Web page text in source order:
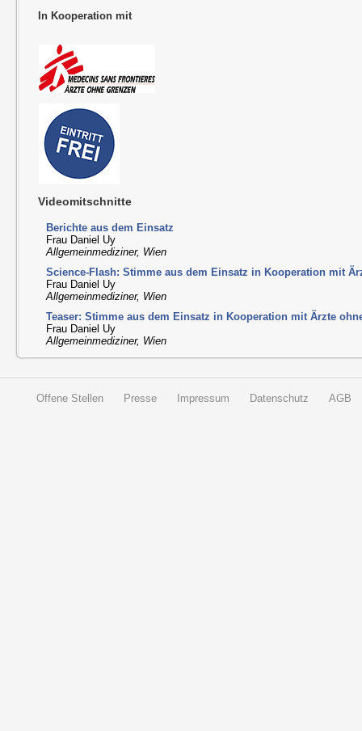
In Kooperation mit
Videomitschnitte
Berichte aus dem Einsatz
Frau Daniel Uy
Allgemeinmediziner, Wien
Science-Flash: Stimme aus dem Einsatz in Kooperation mit
Frau Daniel Uy
Allgemeinmediziner, Wien
Teaser: Stimme aus dem Einsatz in Kooperation mit Ärzte
Frau Daniel Uy
Allgemeinmediziner, Wien
Offene Stellen Presse Impressum Datenschutz AGB